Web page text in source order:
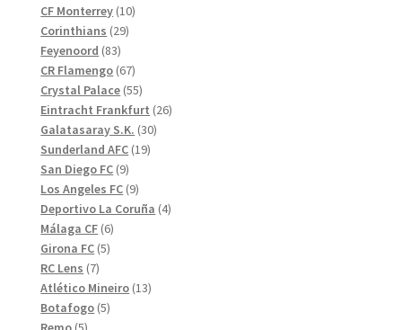
produkter
CF Monterrey 1010
Corinthians 2929
Feyenoord 8383
produkter
CR Flamengo 6767
produkter
Crystal Palace 5555
produkter
Eintracht Frankfurt 2626
Galatasaray S.K. 3030
Sunderland AFC 1919
San Diego FC 99
produkter
Los Angeles FC 99
produkter
Deportivo La Coruña 44
Málaga CF 66
Girona FC 55
RC Lens 77
produkter
Atlético Mineiro 1313
Botafogo 55
5